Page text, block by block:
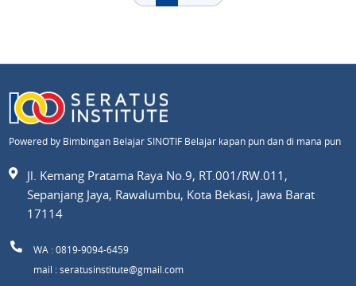
Powered by Bimbingan Belajar SINOTIF Belajar kapan pun dan di mana pun
Jl. Kemang Pratama Raya No.9, RT.001/RW.011,
Sepanjang Jaya, Rawalumbu, Kota Bekasi, Jawa Barat
17114
WA : 0819-9094-6459
mail : seratusinstitute@gmail.com